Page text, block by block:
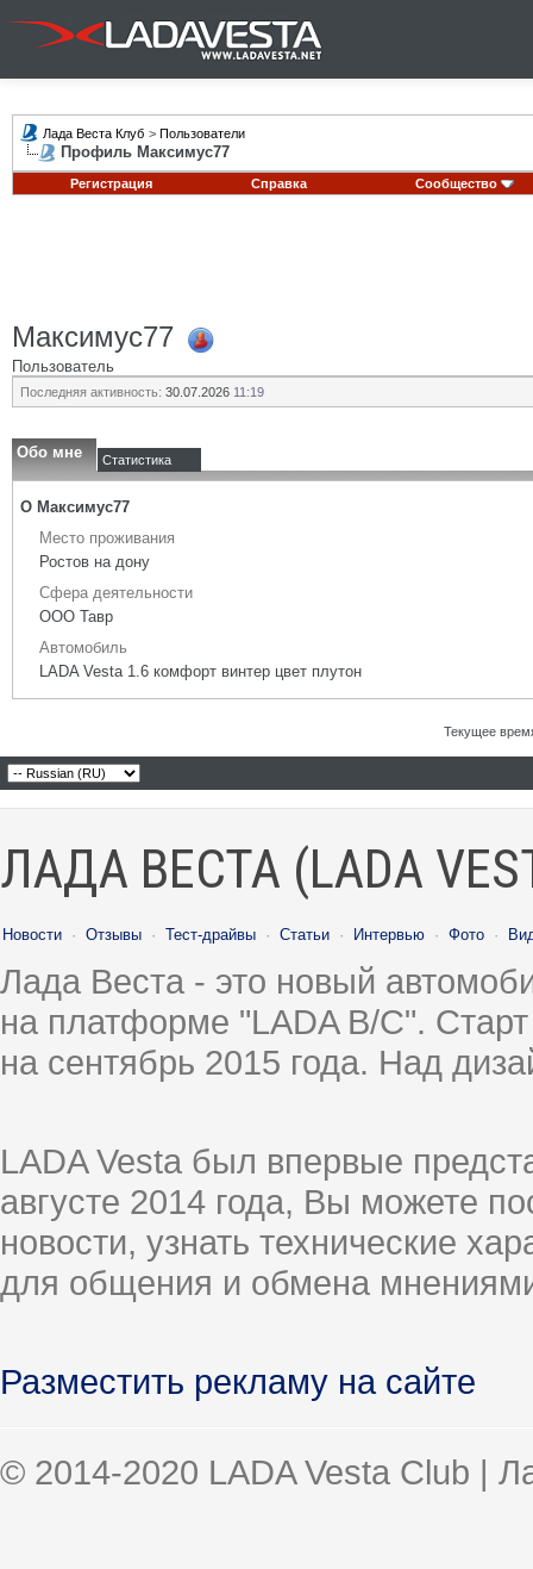
Лада Веста Клуб > Пользователи
Профиль Максимус77
Регистрация Справка Сообщество
Максимус77
Пользователь
Последняя активность: 30.07.2026 11:19
Обо мне Статистика
О Максимус77
Место проживания
Ростов на дону
Сфера деятельности
ООО Тавр
Автомобиль
LADA Vesta 1.6 комфорт винтер цвет плутон
Текущее
ЛАДА ВЕСТА (LADA
Новости · Отзывы · Тест-драйвы · Статьи · Интервью · Фото ·
Лада Веста - это новый
на платформе "LADA B/C".
на сентябрь 2015 года. Над
LADA Vesta был впервые
августе 2014 года, Вы можете
новости, узнать технические
для общения и обмена
Разместить рекламу на сайте
© 2014-2020 LADA Vesta Club |